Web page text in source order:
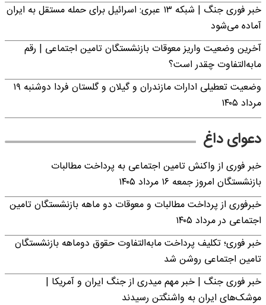
خبر فوری جنگ | شبکه ۱۳ عبری: اسرائیل برای حمله مستقل به ایران
آماده می‌شود
آخرین وضعیت واریز معوقات بازنشستگان تامین اجتماعی | رقم
مابه‌التفاوت چقدر است؟
وضعیت تعطیلی ادارات مازندران و گیلان و گلستان فردا دوشنبه ۱۹
مرداد ۱۴۰۵
دعوای داغ
خبر فوری از واکنش تامین اجتماعی به پرداخت مطالبات
بازنشستگان امروز جمعه ۱۶ مرداد ۱۴۰۵
خبرفوری از پرداخت مطالبات و معوقات دو ماهه بازنشستگان تامین
اجتماعی در مرداد ۱۴۰۵
خبر فوری؛ تکلیف پرداخت مابه‌التفاوت حقوق دوماهه بازنشستگان
تامین اجتماعی روشن شد
خبر فوری جنگ | خبر مهم میدری از جنگ ایران و آمریکا |
موشک‌های ایران به واشنگتن رسیدند